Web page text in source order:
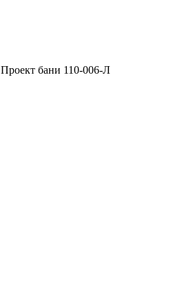
Проект бани 110-006-Л